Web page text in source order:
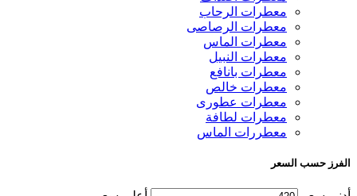
معطرات الرحاب
معطرات الرصاصى
معطرات الماس
معطرات النبيل
معطرات بانافع
معطرات خالص
معطرات عطورى
معطرات لطافة
معطررات الماس
الفرز حسب السعر